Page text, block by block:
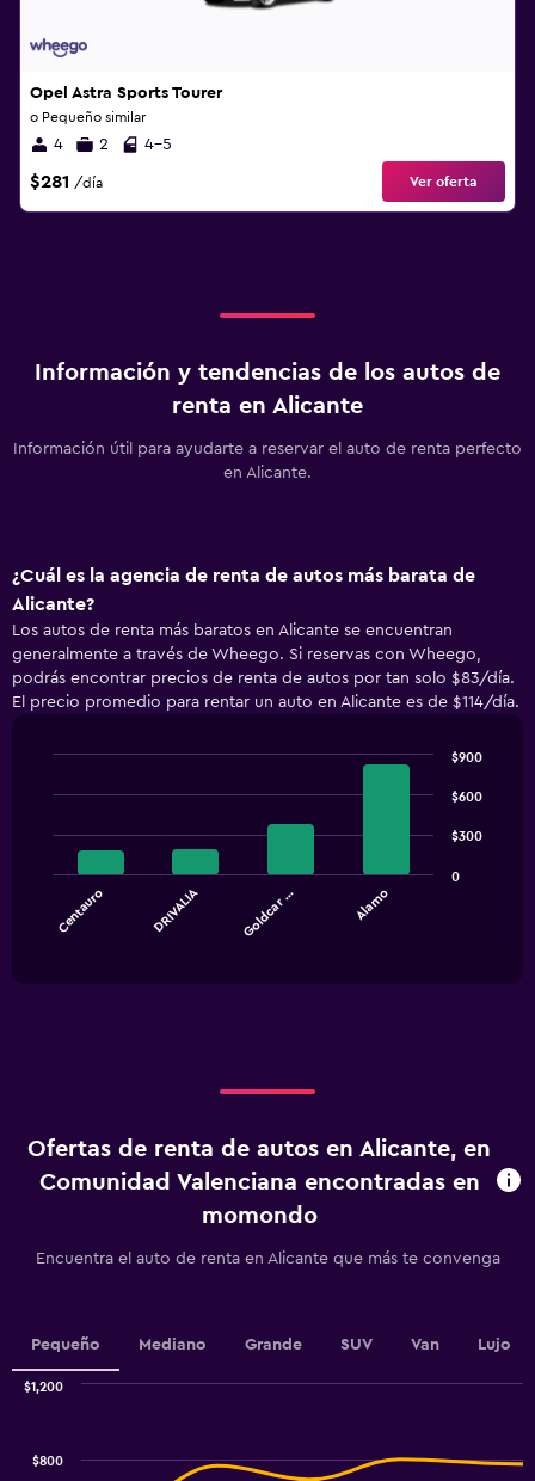
Opel Astra Sports Tourer
o Pequeño similar
4 2 4-5
$281 /día Ver oferta
Información y tendencias de los autos de
renta en Alicante
Información útil para ayudarte a reservar el auto de renta perfecto
en Alicante.
¿Cuál es la agencia de renta de autos más barata de
Alicante?
Los autos de renta más baratos en Alicante se encuentran
generalmente a través de Wheego. Si reservas con Wheego,
podrás encontrar precios de renta de autos por tan solo $83/día.
El precio promedio para rentar un auto en Alicante es de $114/día.
chart
chart
The
chart
axis
Range:
0
to
graphic.
Centauro DRIVALIA Goldcar … Alamo
0
$300
$600
$900
End
Ofertas de renta de autos en Alicante, en
Comunidad Valenciana encontradas en
momondo
Encuentra el auto de renta en Alicante que más te convenga
Pequeño Mediano Grande SUV Van Lujo
$800
$1,200